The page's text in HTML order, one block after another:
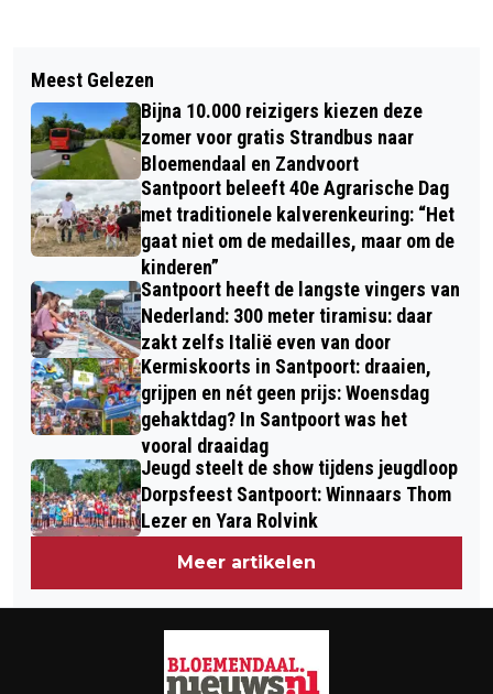
MEEST GEGOOGELD IN 2021:
AVONDKLOK, PETER R. DE VRIES,
FORMULE 1 EN EURO VOETBAL 2020
NABIJ ROTONDE VERSPRONCKWEG:
‘SFEERVOL ‘KERST’-RONDJE VAN DE
ZAAK’
Meest Gelezen
Bijna 10.000 reizigers kiezen deze
zomer voor gratis Strandbus naar
Bloemendaal en Zandvoort
Santpoort beleeft 40e Agrarische Dag
met traditionele kalverenkeuring: “Het
gaat niet om de medailles, maar om de
kinderen”
Santpoort heeft de langste vingers van
Nederland: 300 meter tiramisu: daar
zakt zelfs Italië even van door
Kermiskoorts in Santpoort: draaien,
grijpen en nét geen prijs: Woensdag
gehaktdag? In Santpoort was het
vooral draaidag
Jeugd steelt de show tijdens jeugdloop
Dorpsfeest Santpoort: Winnaars Thom
Lezer en Yara Rolvink
Meer artikelen